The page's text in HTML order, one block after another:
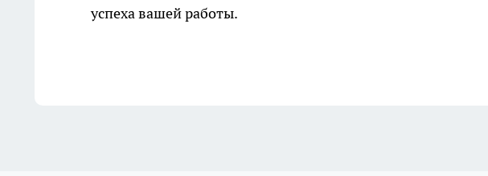
успеха вашей работы.